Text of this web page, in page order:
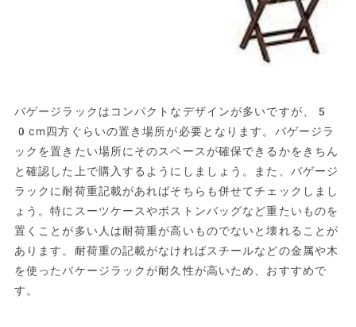
バゲージラックはコンパクトなデザインが多いですが、5
0cm四方ぐらいの置き場所が必要となります。バゲージラ
ックを置きたい場所にそのスペースが確保できるかをきちん
と確認した上で購入するようにしましょう。また、バゲージ
ラックに耐荷重記載があればそちらも併せてチェックしまし
ょう。特にスーツケースやボストンバッグなど重たいものを
置くことが多い人は耐荷重が高いものでないと壊れることが
あります。耐荷重の記載がなければスチールなどの金属や木
を使ったバケージラックが耐久性が高いため、おすすめで
す。